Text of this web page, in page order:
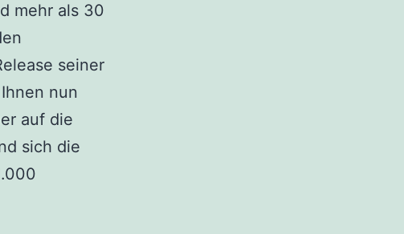
mehr als 30
seiner
nun
auf die
sich die